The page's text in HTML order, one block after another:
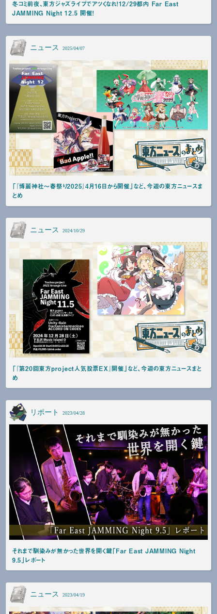
冬コミ前夜、東方ジャズライブでアツくなれ！12/29都内 Far East
JAMMING Night 12.5 開催！
ニュース 2025/04/07
「『博麗神社～春祭り2025』4月16日から開催」など、今週の東方ニュースま
とめ
ニュース 2024/10/29
「『第20回東方project人気投票EX』開催」など、今週の東方ニュースまと
め
リポート 2023/04/28
それまで馴染みが無かった世界を開く鍵「Far East JAMMING Night
9.5」レポート
ニュース 2023/04/19